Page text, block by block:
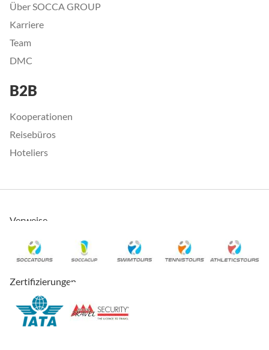
Über SOCCA GROUP
Karriere
Team
DMC
B2B
Kooperationen
Reisebüros
Hoteliers
Verweise
Zertifizierungen